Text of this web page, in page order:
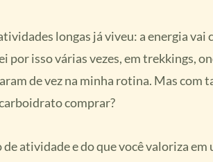
longas já viveu: a energia vai
isso várias vezes, em trekkings,
de vez na minha rotina. Mas com
comprar?
atividade e do que você valoriza em